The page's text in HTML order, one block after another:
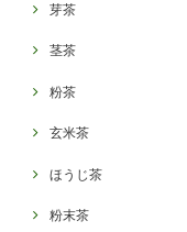
芽茶
茎茶
粉茶
玄米茶
ほうじ茶
粉末茶